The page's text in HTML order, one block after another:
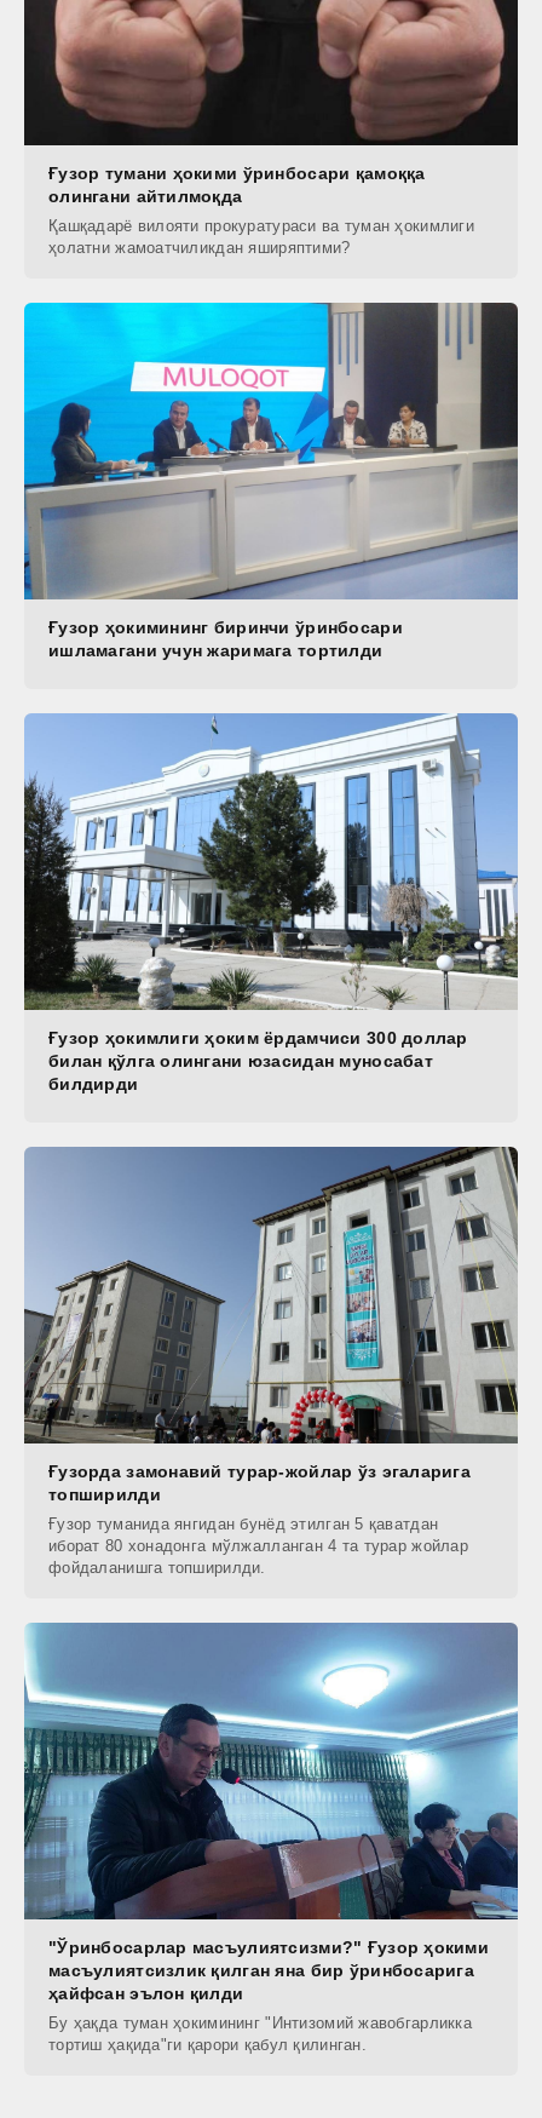
Ғузор тумани ҳокими ўринбосари қамоққа
олингани айтилмоқда
Қашқадарё вилояти прокуратураси ва туман ҳокимлиги
ҳолатни жамоатчиликдан яширяптими?
Ғузор ҳокимининг биринчи ўринбосари
ишламагани учун жаримага тортилди
Ғузор ҳокимлиги ҳоким ёрдамчиси 300 доллар
билан қўлга олингани юзасидан муносабат
билдирди
Ғузорда замонавий турар-жойлар ўз эгаларига
топширилди
Ғузор туманида янгидан бунёд этилган 5 қаватдан
иборат 80 хонадонга мўлжалланган 4 та турар жойлар
фойдаланишга топширилди.
"Ўринбосарлар масъулиятсизми?" Ғузор ҳокими
масъулиятсизлик қилган яна бир ўринбосарига
ҳайфсан эълон қилди
Бу ҳақда туман ҳокимининг "Интизомий жавобгарликка
тортиш ҳақида"ги қарори қабул қилинган.